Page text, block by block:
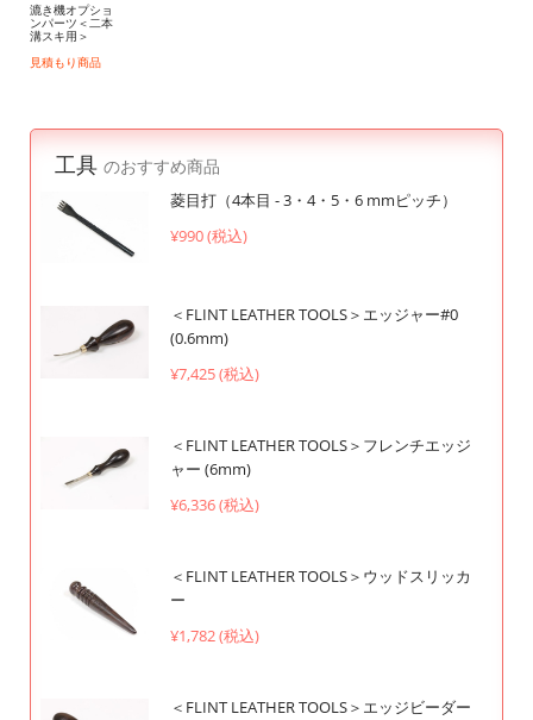
漉き機オプショ
ンパーツ＜二本
溝スキ用＞
見積もり商品
工具 のおすすめ商品
菱目打（4本目 - 3・4・5・6 mmピッチ）
¥990 (税込)
＜FLINT LEATHER TOOLS＞エッジャー#0
(0.6mm)
¥7,425 (税込)
＜FLINT LEATHER TOOLS＞フレンチエッジ
ャー (6mm)
¥6,336 (税込)
＜FLINT LEATHER TOOLS＞ウッドスリッカ
ー
¥1,782 (税込)
＜FLINT LEATHER TOOLS＞エッジビーダー